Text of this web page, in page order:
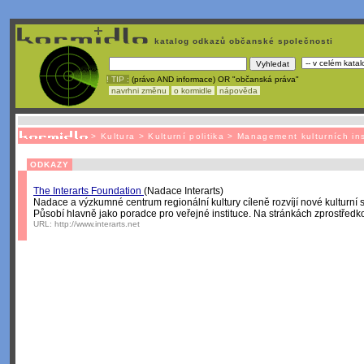
katalog odkazů občanské společnosti
! TIP : (právo AND informace) OR "občanská práva"
navrhni změnu
o kormidle nápověda
> Kultura > Kulturní politika > Management kulturních
ODKAZY
The Interarts Foundation (Nadace Interarts)
Nadace a výzkumné centrum regionální kultury cíleně rozvíjí nové
Působí hlavně jako poradce pro veřejné instituce. Na stránkách
URL: http://www.interarts.net